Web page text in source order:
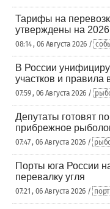
Тарифы на
утверждены на 2026
08:14 , 06 Августа 2026 /
В России
участков и правила
07:59 , 06 Августа 2026 /
Депутаты готовят
прибрежное
07:47 , 06 Августа 2026 /
Порты юга России
перевалку угля
07:21 , 06 Августа 2026 /